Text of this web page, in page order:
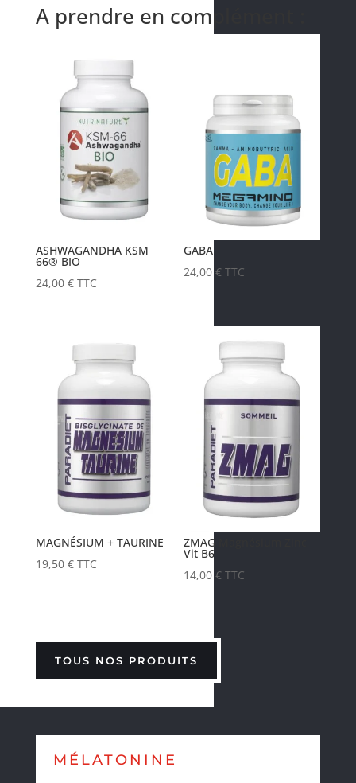
A prendre en complément :
ASHWAGANDHA KSM
66® BIO
24,00 € TTC
GABA
24,00€ TTC
MAGNÉSIUM + TAURINE
19,50 € TTC
ZMAG Magnésium Zinc
Vit B6
14,00€ TTC
TOUS NOS PRODUITS
MÉLATONINE